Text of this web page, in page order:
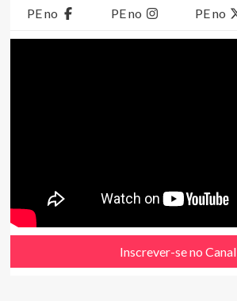
PE no PE no PE no
Inscrever-se no Canal